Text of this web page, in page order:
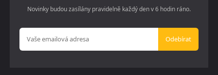
Novinky budou zasílány pravidelně každý den v 6 hodin ráno.
Odebírat